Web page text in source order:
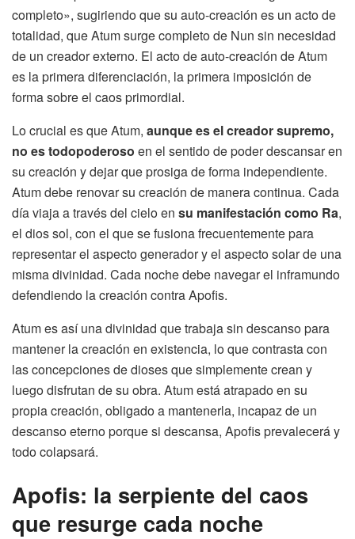
completo», sugiriendo que su auto-creación es un acto de
totalidad, que Atum surge completo de Nun sin necesidad
de un creador externo. El acto de auto-creación de Atum
es la primera diferenciación, la primera imposición de
forma sobre el caos primordial.
Lo crucial es que Atum, aunque es el creador supremo,
no es todopoderoso en el sentido de poder descansar en
su creación y dejar que prosiga de forma independiente.
Atum debe renovar su creación de manera continua. Cada
día viaja a través del cielo en su manifestación como Ra,
el dios sol, con el que se fusiona frecuentemente para
representar el aspecto generador y el aspecto solar de una
misma divinidad. Cada noche debe navegar el inframundo
defendiendo la creación contra Apofis.
Atum es así una divinidad que trabaja sin descanso para
mantener la creación en existencia, lo que contrasta con
las concepciones de dioses que simplemente crean y
luego disfrutan de su obra. Atum está atrapado en su
propia creación, obligado a mantenerla, incapaz de un
descanso eterno porque si descansa, Apofis prevalecerá y
todo colapsará.
Apofis: la serpiente del caos
que resurge cada noche